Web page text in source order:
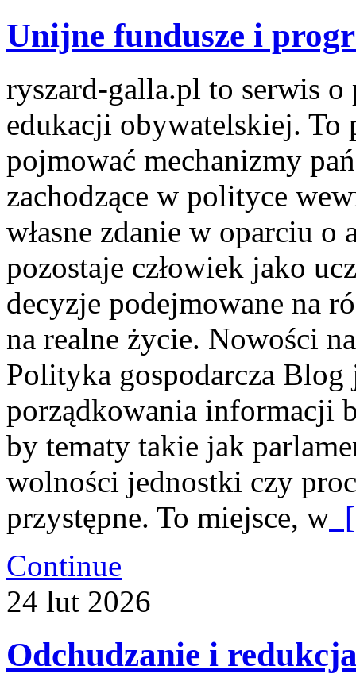
Unijne fundusze i
ryszard-galla.pl to serwis
edukacji obywatelskiej. To
pojmować mechanizmy
zachodzące w polityce
własne zdanie w oparciu
pozostaje człowiek jako
decyzje podejmowane na
na realne życie. Nowości
Polityka gospodarcza Blog
porządkowania informacji
by tematy takie jak
wolności jednostki czy
przystępne. To miejsce, w
Continue
24 lut 2026
Odchudzanie i